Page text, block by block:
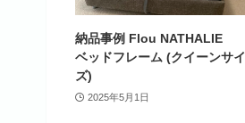
納品事例 Flou NATHALIE
ベッドフレーム (クイーンサイ
ズ)
2025年5月1日